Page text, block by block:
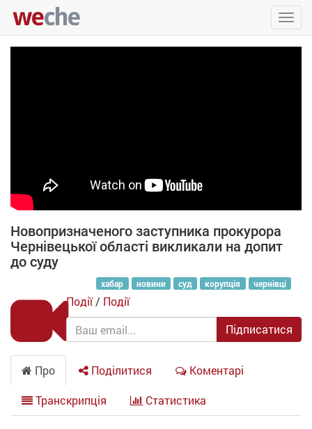
Новопризначеного заступника прокурора
Чернівецької області викликали на допит
до суду
чернівці
корупція
суд
новини
хабар
Події / Події
Підписатися
Про Поділитися Коментарі
Транскрипція Статистика